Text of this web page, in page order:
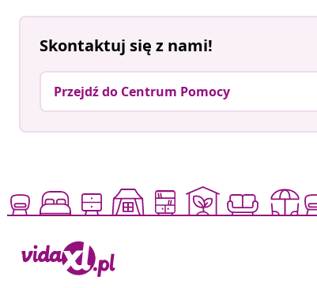
Skontaktuj się z nami!
Przejdź do Centrum Pomocy